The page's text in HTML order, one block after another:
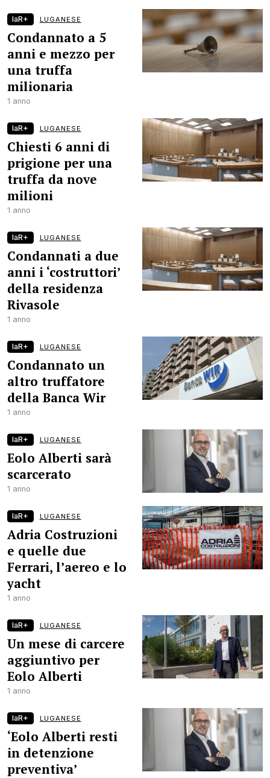
laR+ LUGANESE
Condannato a 5
anni e mezzo per
una truffa
milionaria
1 anno
laR+ LUGANESE
Chiesti 6 anni di
prigione per una
truffa da nove
milioni
1 anno
laR+ LUGANESE
Condannati a due
anni i ‘costruttori’
della residenza
Rivasole
1 anno
laR+ LUGANESE
Condannato un
altro truffatore
della Banca Wir
1 anno
laR+ LUGANESE
Eolo Alberti sarà
scarcerato
1 anno
laR+ LUGANESE
Adria Costruzioni
e quelle due
Ferrari, l’aereo e lo
yacht
1 anno
laR+ LUGANESE
Un mese di carcere
aggiuntivo per
Eolo Alberti
1 anno
laR+ LUGANESE
‘Eolo Alberti resti
in detenzione
preventiva’